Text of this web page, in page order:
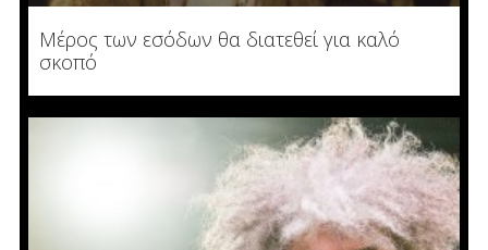
Μέρος των εσόδων θα διατεθεί για καλό
σκοπό